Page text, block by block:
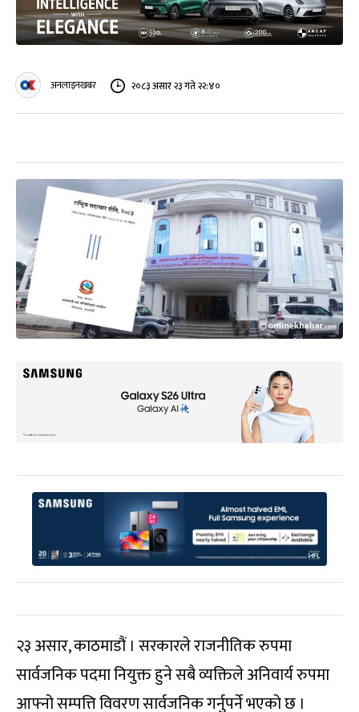
अनलाइनखबर २०८३ असार २३ गते २२:४०
२३ असार, काठमाडौं । सरकारले राजनीतिक रुपमा
सार्वजनिक पदमा नियुक्त हुने सबै व्यक्तिले अनिवार्य रुपमा
आफ्नो सम्पत्ति विवरण सार्वजनिक गर्नुपर्ने भएको छ ।